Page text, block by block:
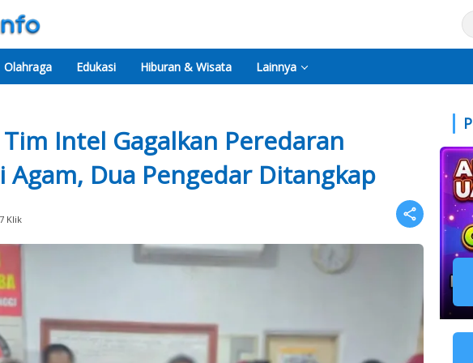
Olahraga Edukasi Hiburan & Wisata Lainnya
Intel Gagalkan Peredaran
Agam, Dua Pengedar Ditangkap
Klik